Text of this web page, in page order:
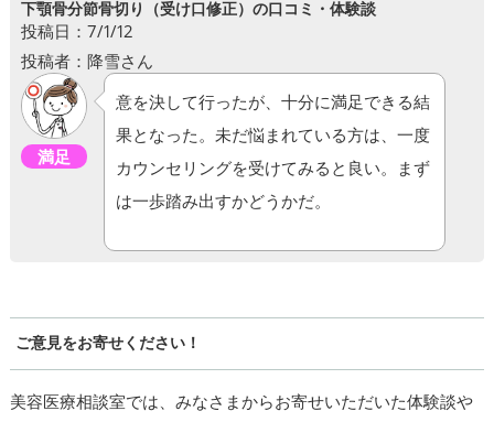
下顎骨分節骨切り（受け口修正）の口コミ・体験談
投稿日：7/1/12
投稿者：降雪さん
満足
意を決して行ったが、十分に満足できる結
果となった。未だ悩まれている方は、一度
カウンセリングを受けてみると良い。まず
は一歩踏み出すかどうかだ。
ご意見をお寄せください！
美容医療相談室では、みなさまからお寄せいただいた体験談や